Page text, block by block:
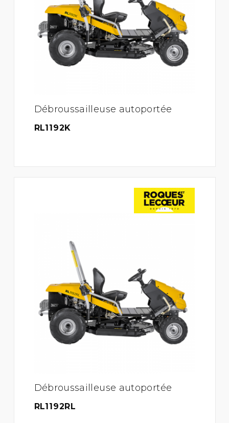
Débroussailleuse autoportée
RL1192K
Débroussailleuse autoportée
RL1192RL